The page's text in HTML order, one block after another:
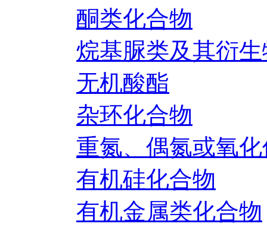
酮类化合物
烷基脲类及其衍
无机酸酯
杂环化合物
重氮、偶氮或氧
有机硅化合物
有机金属类化合物